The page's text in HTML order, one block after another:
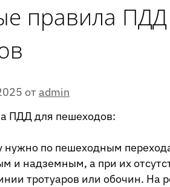
правила
отadmin
ПДД для пешеходов:
нужно по пешеходным
и надземным, а при их
тротуаров или обочин. На